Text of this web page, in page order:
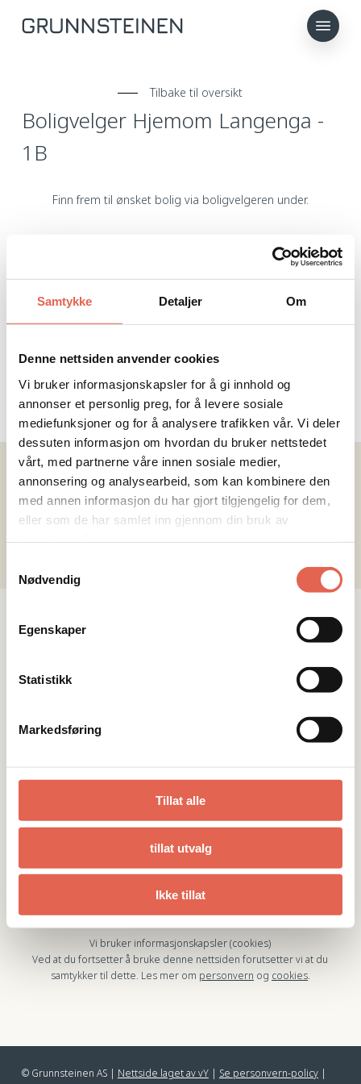
Samtykke Detaljer Om
Denne nettsiden anvender cookies
Vi bruker informasjonskapsler for å gi innhold og
annonser et personlig preg, for å levere sosiale
mediefunksjoner og for å analysere trafikken vår. Vi deler
dessuten informasjon om hvordan du bruker nettstedet
vårt, med partnerne våre innen sosiale medier,
annonsering og analysearbeid, som kan kombinere den
med annen informasjon du har gjort tilgjengelig for dem,
eller som de har samlet inn gjennom din bruk av
Nødvendig
Egenskaper
Statistikk
Markedsføring
Tillat alle
tillat utvalg
Ikke tillat
Menu
Tilbake til oversikt
Boligvelger Hjemom Langenga -
1 B
Finn frem til ønsket bolig via boligvelgeren under.
Vårtmåleråskapeetgodt
hjem fordeg.
Vi bruker informasjonskapsler (cookies)
Ved at du fortsetter å bruke denne nettsiden forutsetter vi at du
samtykker til dette. Les mer om personvern og cookies.
© Grunnsteinen AS | Nettside laget av vY| Se personvern-policy|